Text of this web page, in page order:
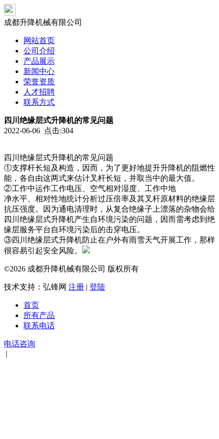
成都升降机械有限公司
网站首页
公司介绍
产品展示
新闻中心
荣誉资质
人才招聘
联系方式
四川绝缘层式升降机的常见问题
2022-06-06 点击:304
四川绝缘层式升降机的常见问题
①支撑杆长短及构造，因而，为了更好地提升升降机的阻燃性
能，各自由这两式来估计叉杆长短，并取当中的最大值。
②工作中运作工作电压、空气相对湿度、工作中地
净水平、相对性地统计分析过压倍率及其叉杆原材料的绝缘层
抗压强度。因为通电清理时，从复合绝缘子上漂落的杂物会给
四川绝缘层式升降机产生自环境污染的问题，因而需考虑到绝
缘层服务平台自环境污染后的击穿电压。
③四川绝缘层式升降机防止在户外有雨雪天气开展工作，那样
很容易引起安全风险。
©2026 成都升降机械有限公司 版权所有
技术支持：弘锋网 注册 | 登陆
首页
所有产品
联系电话
电话咨询
|